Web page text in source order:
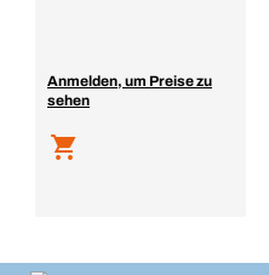
Anmelden, um Preise zu
sehen